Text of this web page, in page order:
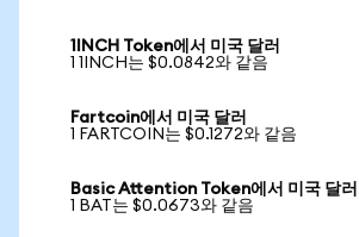
1INCH Token에서 미국 달러
1 1INCH는 $0.0842와 같음
Fartcoin에서 미국 달러
1 FARTCOIN는 $0.1272와 같음
Basic Attention Token에서 미국 달러
1 BAT는 $0.0673와 같음